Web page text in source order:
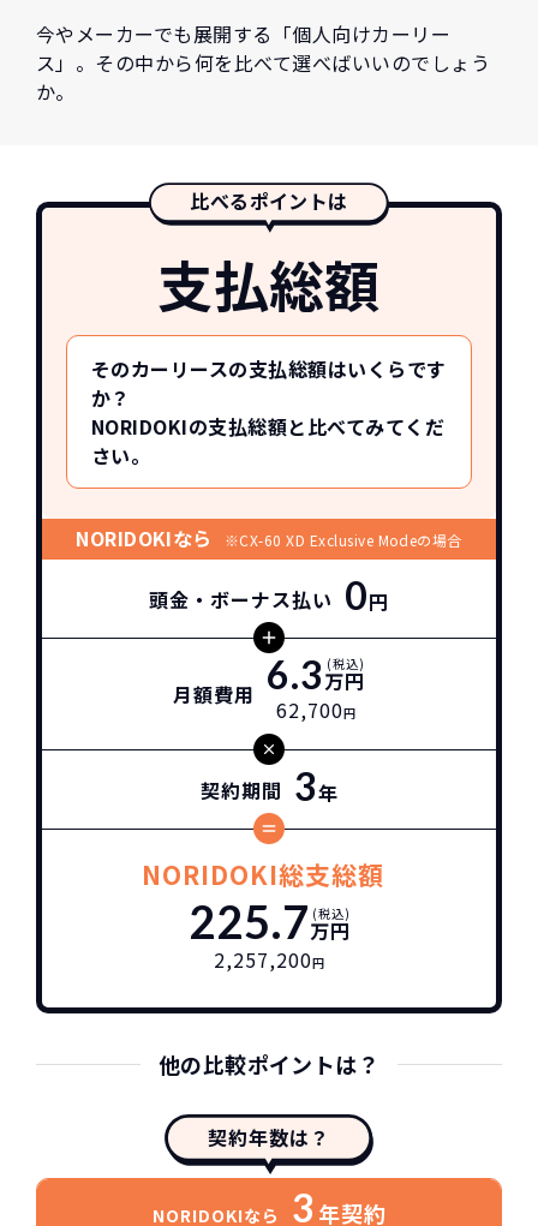
今やメーカーでも展開する「個人向けカーリー
ス」。その中から何を比べて選べばいいのでしょう
か。
比べるポイントは
支払総額
そのカーリースの支払総額はいくらです
か？
NORIDOKIの支払総額と比べてみてくだ
さい。
NORIDOKIなら ※CX-60 XD Exclusive Modeの場合
頭金・ボーナス払い 0円
月額費用 6.3万円
(税込)
62,700円
契約期間 3年
NORIDOKI総支総額
225.7万円
(税込)
2,257,200円
他の比較ポイントは？
契約年数は？
NORIDOKIなら 3 年契約